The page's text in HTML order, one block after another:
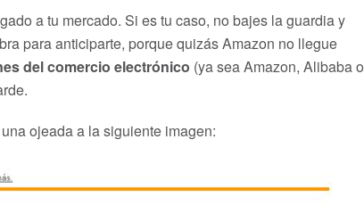
a tu mercado. Si es tu caso, no bajes la guardia y
para anticiparte, porque quizás Amazon no llegue
del comercio electrónico (ya sea Amazon, Alibaba o
ojeada a la siguiente imagen: